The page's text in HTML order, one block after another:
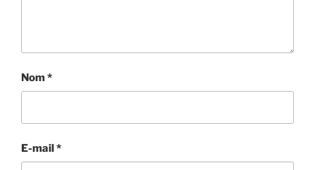
Nom*
E-mail*